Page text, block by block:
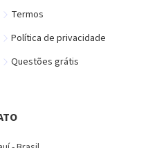
Termos
Política de privacidade
Questões grátis